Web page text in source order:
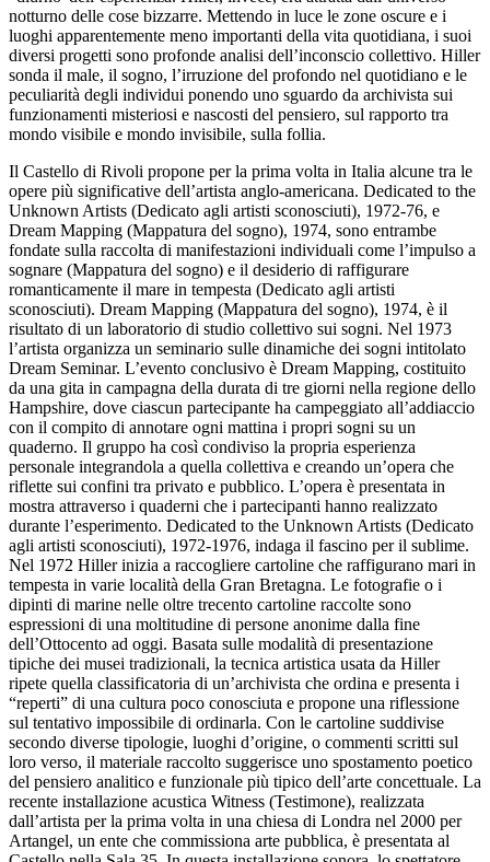
Biglietti
Shop
Chi
siamo
Area
Media
Organizza
tuo
evento
Amministrazione
trasparente
Whistleblowing
Sostieni
il
museo
EN
notturno delle cose bizzarre. Mettendo in luce le zone oscure e i
luoghi apparentemente meno importanti della vita quotidiana, i suoi
diversi progetti sono profonde analisi dell’inconscio collettivo. Hiller
sonda il male, il sogno, l’irruzione del profondo nel quotidiano e le
peculiarità degli individui ponendo uno sguardo da archivista sui
funzionamenti misteriosi e nascosti del pensiero, sul rapporto tra
mondo visibile e mondo invisibile, sulla follia.
Il Castello di Rivoli propone per la prima volta in Italia alcune tra le
opere più significative dell’artista anglo-americana. Dedicated to the
Unknown Artists (Dedicato agli artisti sconosciuti), 1972-76, e
Dream Mapping (Mappatura del sogno), 1974, sono entrambe
fondate sulla raccolta di manifestazioni individuali come l’impulso a
sognare (Mappatura del sogno) e il desiderio di raffigurare
romanticamente il mare in tempesta (Dedicato agli artisti
sconosciuti). Dream Mapping (Mappatura del sogno), 1974, è il
risultato di un laboratorio di studio collettivo sui sogni. Nel 1973
l’artista organizza un seminario sulle dinamiche dei sogni intitolato
Dream Seminar. L’evento conclusivo è Dream Mapping, costituito
da una gita in campagna della durata di tre giorni nella regione dello
Hampshire, dove ciascun partecipante ha campeggiato all’addiaccio
con il compito di annotare ogni mattina i propri sogni su un
quaderno. Il gruppo ha così condiviso la propria esperienza
personale integrandola a quella collettiva e creando un’opera che
riflette sui confini tra privato e pubblico. L’opera è presentata in
mostra attraverso i quaderni che i partecipanti hanno realizzato
durante l’esperimento. Dedicated to the Unknown Artists (Dedicato
agli artisti sconosciuti), 1972-1976, indaga il fascino per il sublime.
Nel 1972 Hiller inizia a raccogliere cartoline che raffigurano mari in
tempesta in varie località della Gran Bretagna. Le fotografie o i
dipinti di marine nelle oltre trecento cartoline raccolte sono
espressioni di una moltitudine di persone anonime dalla fine
dell’Ottocento ad oggi. Basata sulle modalità di presentazione
tipiche dei musei tradizionali, la tecnica artistica usata da Hiller
ripete quella classificatoria di un’archivista che ordina e presenta i
“reperti” di una cultura poco conosciuta e propone una riflessione
sul tentativo impossibile di ordinarla. Con le cartoline suddivise
secondo diverse tipologie, luoghi d’origine, o commenti scritti sul
loro verso, il materiale raccolto suggerisce uno spostamento poetico
del pensiero analitico e funzionale più tipico dell’arte concettuale. La
recente installazione acustica Witness (Testimone), realizzata
dall’artista per la prima volta in una chiesa di Londra nel 2000 per
Artangel, un ente che commissiona arte pubblica, è presentata al